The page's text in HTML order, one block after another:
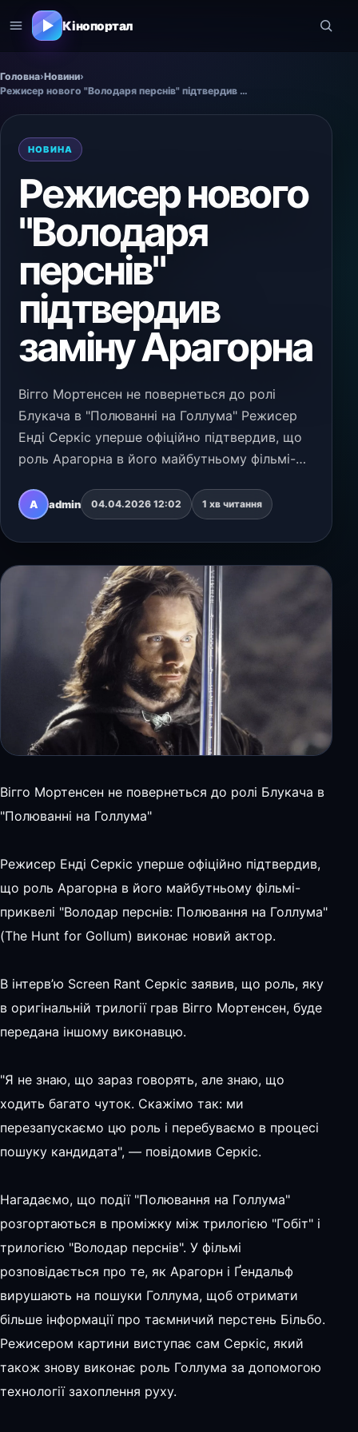
Кінопортал
Головна›Новини›
Режисер нового "Володаря перснів" підтвердив заміну Арагорна
НОВИНА
Режисер нового
"Володаря
перснів"
підтвердив
заміну Арагорна
Вігго Мортенсен не повернеться до ролі
Блукача в "Полюванні на Голлума" Режисер
Енді Серкіс уперше офіційно підтвердив, що
роль Арагорна в його майбутньому фільмі-
Голлума" (The Hunt for Gollum) виконає новий
актор. В інт…
A admin 04.04.2026 12:02 1 хв читання
Вігго Мортенсен не повернеться до ролі Блукача в
"Полюванні на Голлума"
Режисер Енді Серкіс уперше офіційно підтвердив,
що роль Арагорна в його майбутньому фільмі-
приквелі "Володар перснів: Полювання на Голлума"
(The Hunt for Gollum) виконає новий актор.
В інтерв’ю Screen Rant Серкіс заявив, що роль, яку
в оригінальній трилогії грав Вігго Мортенсен, буде
передана іншому виконавцю.
"Я не знаю, що зараз говорять, але знаю, що
ходить багато чуток. Скажімо так: ми
перезапускаємо цю роль і перебуваємо в процесі
пошуку кандидата", — повідомив Серкіс.
Нагадаємо, що події "Полювання на Голлума"
розгортаються в проміжку між трилогією "Гобіт" і
трилогією "Володар перснів". У фільмі
розповідається про те, як Арагорн і Ґендальф
вирушають на пошуки Голлума, щоб отримати
більше інформації про таємничий перстень Більбо.
Режисером картини виступає сам Серкіс, який
також знову виконає роль Голлума за допомогою
технології захоплення руху.